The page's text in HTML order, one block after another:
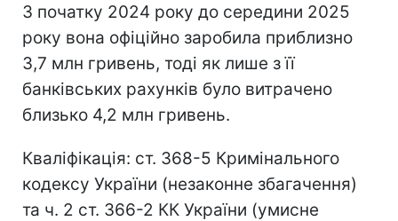
З початку 2024 року до середини 2025
року вона офіційно заробила приблизно
3,7 млн гривень, тоді як лише з її
банківських рахунків було витрачено
близько 4,2 млн гривень.
Кваліфікація: ст. 368-5 Кримінального
кодексу України (незаконне збагачення)
та ч. 2 ст. 366-2 КК України (умисне